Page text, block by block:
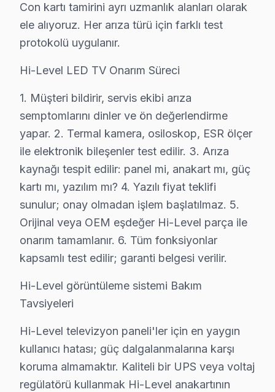
Hi-Level TV Tamiri Garanti Belgesi – Üsküdar
Hi-Level TV Servis Garanti Belgesi – Yazılı ve İmzalı Güvence
Üsküdar'de Hi-Level servis hizmetlerimizde
Üsküdar garanti kapsamımız — Üsküdar servisimizde
• Üsküdar servisimizde yedek parça garantisi: 2 yıl
• Üsküdar'de aynı arızanın tekrarında ücretsiz
• Üsküdar servisimizde garanti belgesi ve fatura ile
Üsküdar'de garanti dışı durumlar: Kullanıcı
Üsküdar'da Hi-Level TV Tamir Ücretleri –
Üsküdar'da Hi-Level akıllı TV servis fiyatları, arıza
Üsküdar'de Hi-Level LED TV tamir fiyatları (2025
• Panel (ekran) değişimi: ₺1.500 – ₺8.000 (boyut ve
• LED backlight tamiri: ₺500 – ₺2.000
• Anakart tamiri/değişimi: ₺500 – ₺1.800
• T-Con kartı değişimi: ₺350 – ₺900
• Ses kartı/hoparlör tamiri: ₺300 – ₺700
• Yazılım güncelleme ve hata giderme: ₺200 – ₺500
Con kartı tamirini ayrı uzmanlık alanları olarak
ele alıyoruz. Her arıza türü için farklı test
protokolü uygulanır.
Hi-Level LED TV Onarım Süreci
1. Müşteri bildirir, servis ekibi arıza
semptomlarını dinler ve ön değerlendirme
yapar. 2. Termal kamera, osiloskop, ESR ölçer
ile elektronik bileşenler test edilir. 3. Arıza
kaynağı tespit edilir: panel mi, anakart mı, güç
kartı mı, yazılım mı? 4. Yazılı fiyat teklifi
sunulur; onay olmadan işlem başlatılmaz. 5.
Orijinal veya OEM eşdeğer Hi-Level parça ile
onarım tamamlanır. 6. Tüm fonksiyonlar
kapsamlı test edilir; garanti belgesi verilir.
Hi-Level görüntüleme sistemi Bakım
Tavsiyeleri
Hi-Level televizyon paneli'ler için en yaygın
kullanıcı hatası; güç dalgalanmalarına karşı
koruma almamaktır. Kaliteli bir UPS veya voltaj
regülatörü kullanmak Hi-Level anakartının